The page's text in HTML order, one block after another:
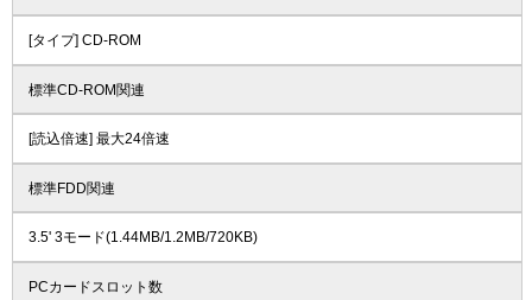
[タイプ] CD-ROM
標準CD-ROM関連
[読込倍速] 最大24倍速
標準FDD関連
3.5' 3モード(1.44MB/1.2MB/720KB)
PCカードスロット数